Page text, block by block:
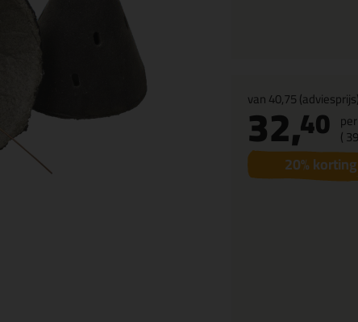
van40,75
32,40 (
20% korting